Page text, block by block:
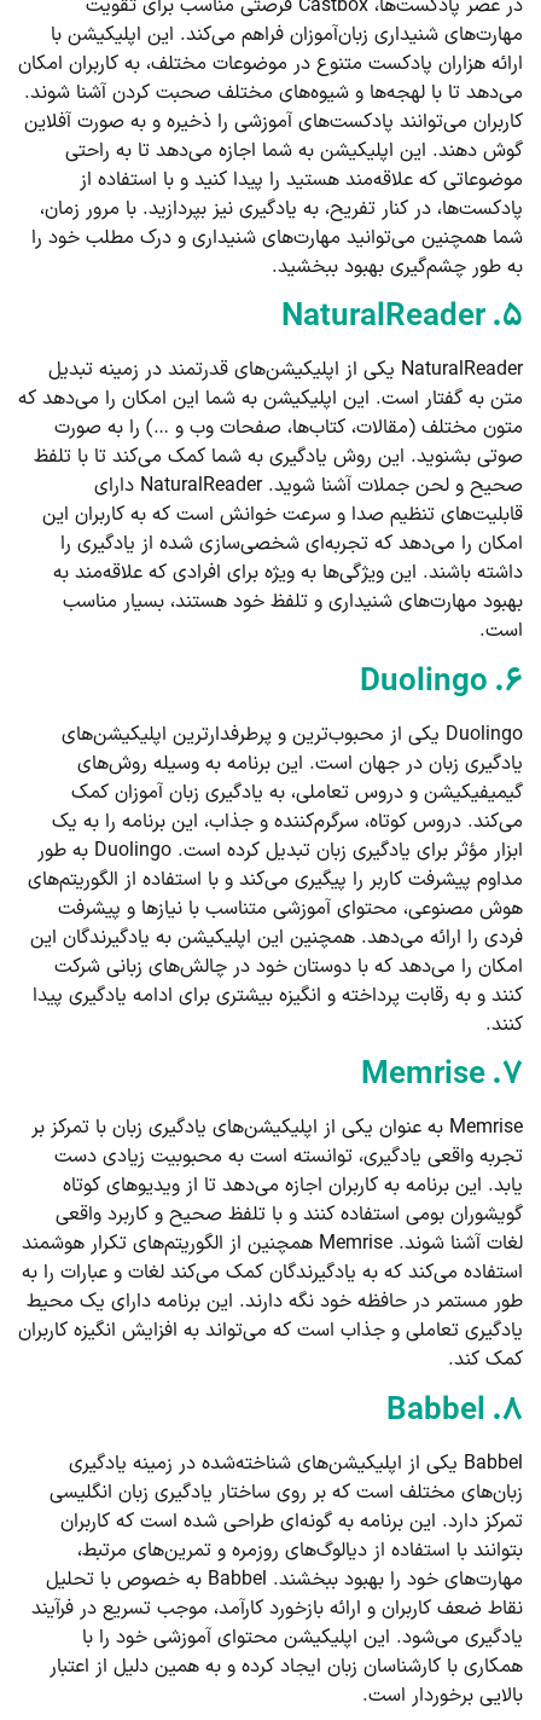
در عصر پادکست‌ها، Castbox فرصتی مناسب برای تقویت
مهارت‌های شنیداری زبان‌آموزان فراهم می‌کند. این اپلیکیشن با
ارائه هزاران پادکست متنوع در موضوعات مختلف، به کاربران امکان
می‌دهد تا با لهجه‌ها و شیوه‌های مختلف صحبت کردن آشنا شوند.
کاربران می‌توانند پادکست‌های آموزشی را ذخیره و به صورت آفلاین
گوش دهند. این اپلیکیشن به شما اجازه می‌دهد تا به راحتی
موضوعاتی که علاقه‌مند هستید را پیدا کنید و با استفاده از
پادکست‌ها، در کنار تفریح، به یادگیری نیز بپردازید. با مرور زمان،
شما همچنین می‌توانید مهارت‌های شنیداری و درک مطلب خود را
به طور چشم‌گیری بهبود ببخشید.
۵. NaturalReader
NaturalReader یکی از اپلیکیشن‌های قدرتمند در زمینه تبدیل
متن به گفتار است. این اپلیکیشن به شما این امکان را می‌دهد که
متون مختلف (مقالات، کتاب‌ها، صفحات وب و …) را به صورت
صوتی بشنوید. این روش یادگیری به شما کمک می‌کند تا با تلفظ
صحیح و لحن جملات آشنا شوید. NaturalReader دارای
قابلیت‌های تنظیم صدا و سرعت خوانش است که به کاربران این
امکان را می‌دهد که تجربه‌ای شخصی‌سازی شده از یادگیری را
داشته باشند. این ویژگی‌ها به ویژه برای افرادی که علاقه‌مند به
بهبود مهارت‌های شنیداری و تلفظ خود هستند، بسیار مناسب
است.
۶. Duolingo
Duolingo یکی از محبوب‌ترین و پرطرفدارترین اپلیکیشن‌های
یادگیری زبان در جهان است. این برنامه به وسیله روش‌های
گیمیفیکیشن و دروس تعاملی، به یادگیری زبان آموزان کمک
می‌کند. دروس کوتاه، سرگرم‌کننده و جذاب، این برنامه را به یک
ابزار مؤثر برای یادگیری زبان تبدیل کرده است. Duolingo به طور
مداوم پیشرفت کاربر را پیگیری می‌کند و با استفاده از الگوریتم‌های
هوش مصنوعی، محتوای آموزشی متناسب با نیازها و پیشرفت
فردی را ارائه می‌دهد. همچنین این اپلیکیشن به یادگیرندگان این
امکان را می‌دهد که با دوستان خود در چالش‌های زبانی شرکت
کنند و به رقابت پرداخته و انگیزه بیشتری برای ادامه یادگیری پیدا
کنند.
۷. Memrise
Memrise به عنوان یکی از اپلیکیشن‌های یادگیری زبان با تمرکز بر
تجربه واقعی یادگیری، توانسته است به محبوبیت زیادی دست
یابد. این برنامه به کاربران اجازه می‌دهد تا از ویدیوهای کوتاه
گویشوران بومی استفاده کنند و با تلفظ صحیح و کاربرد واقعی
لغات آشنا شوند. Memrise همچنین از الگوریتم‌های تکرار هوشمند
استفاده می‌کند که به یادگیرندگان کمک می‌کند لغات و عبارات را به
طور مستمر در حافظه خود نگه دارند. این برنامه دارای یک محیط
یادگیری تعاملی و جذاب است که می‌تواند به افزایش انگیزه کاربران
کمک کند.
۸. Babbel
Babbel یکی از اپلیکیشن‌های شناخته‌شده در زمینه یادگیری
زبان‌های مختلف است که بر روی ساختار یادگیری زبان انگلیسی
تمرکز دارد. این برنامه به گونه‌ای طراحی شده است که کاربران
بتوانند با استفاده از دیالوگ‌های روزمره و تمرین‌های مرتبط،
مهارت‌های خود را بهبود ببخشند. Babbel به خصوص با تحلیل
نقاط ضعف کاربران و ارائه بازخورد کارآمد، موجب تسریع در فرآیند
یادگیری می‌شود. این اپلیکیشن محتوای آموزشی خود را با
همکاری با کارشناسان زبان ایجاد کرده و به همین دلیل از اعتبار
بالایی برخوردار است.